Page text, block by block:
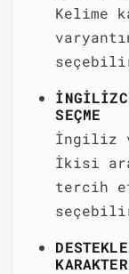
Kelime
SEÇME
İngiliz
İkisi
tercih